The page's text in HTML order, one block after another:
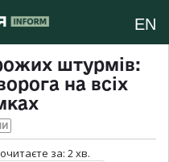
EN
штурмів:
на всіх
за: 2хв.